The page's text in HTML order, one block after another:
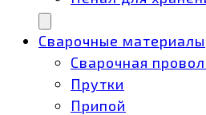
Сварочные материалы
Сварочная
Прутки
Припой